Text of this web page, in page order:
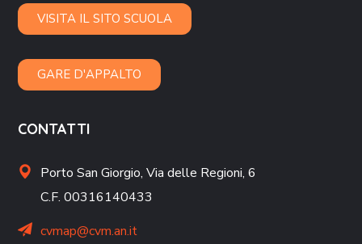
VISITA IL SITO SCUOLA
GARE D'APPALTO
CONTATTI
Porto San Giorgio,Via delle Regioni, 6
C.F. 00316140433
cvmap@cvm.an.it